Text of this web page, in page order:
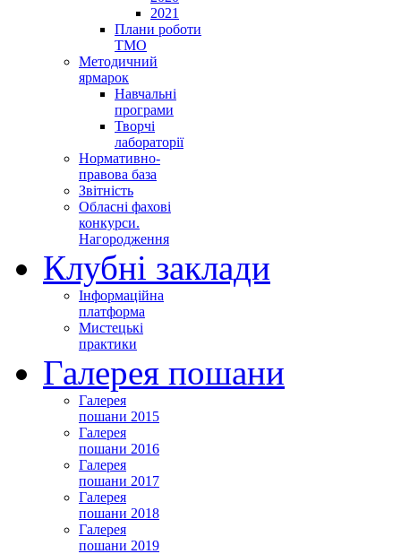
2021
Плани роботи
ТМО
Методичний
ярмарок
Навчальні
програми
Творчі
лабораторії
Нормативно-
правова база
Звітність
Обласні фахові
конкурси.
Нагородження
Клубні заклади
Інформаційна
платформа
Мистецькі
практики
Галерея пошани
Галерея
пошани 2015
Галерея
пошани 2016
Галерея
пошани 2017
Галерея
пошани 2018
Галерея
пошани 2019